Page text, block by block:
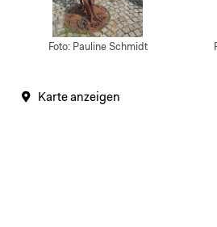
Foto: Pauline Schmidt
Karte anzeigen